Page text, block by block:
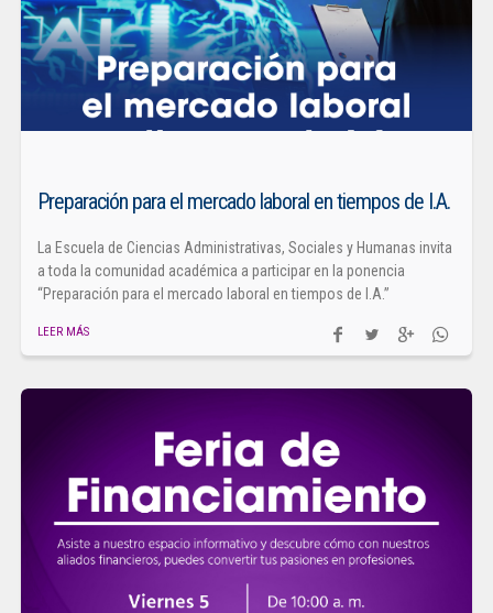
Preparación para el mercado laboral en tiempos de I.A.
La Escuela de Ciencias Administrativas, Sociales y Humanas invita
a toda la comunidad académica a participar en la ponencia
“Preparación para el mercado laboral en tiempos de I.A.”
LEER MÁS